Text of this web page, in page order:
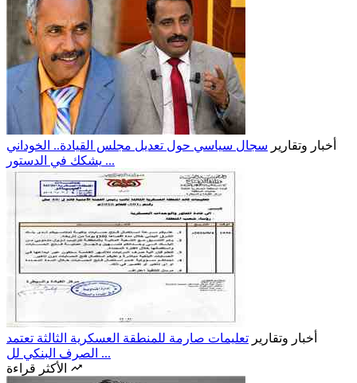
أخبار وتقارير سجال سياسي حول تعديل مجلس القيادة.. الخوداني
يشكك في الدستور ...
أخبار وتقارير تعليمات صارمة للمنطقة العسكرية الثالثة تعتمد
الصرف البنكي لل ...